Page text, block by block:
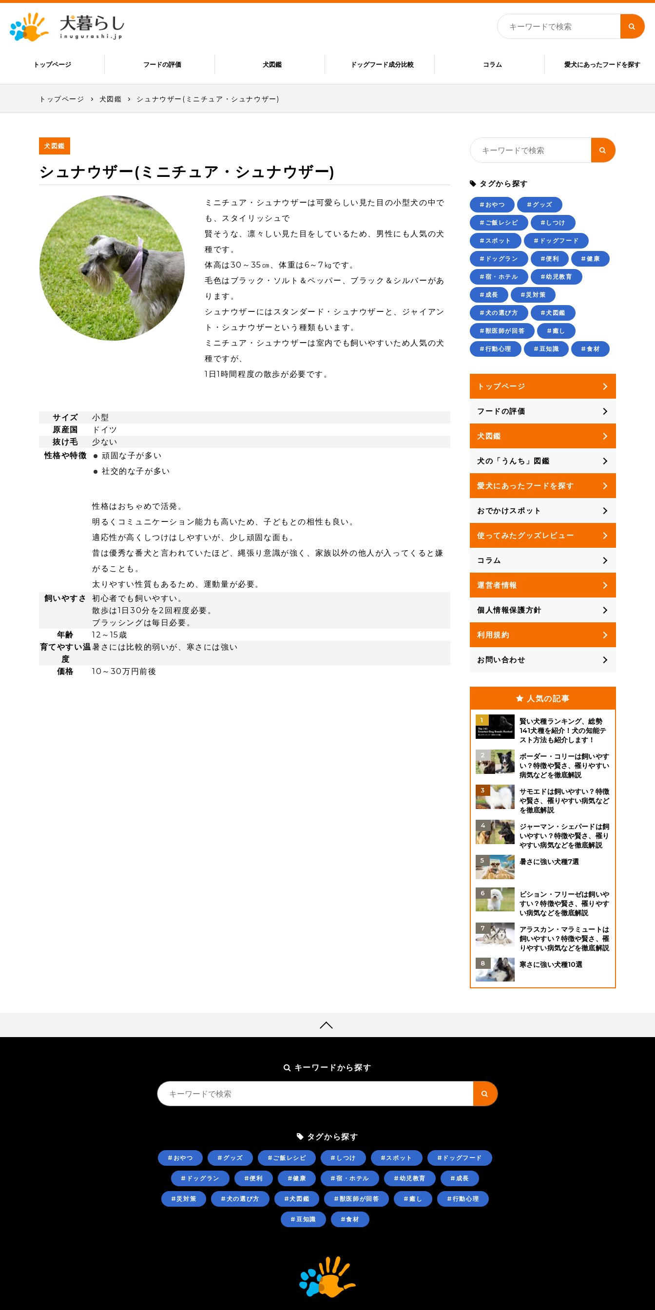
トップページ フードの評価 犬図鑑 ドッグフード成分比較 コラム 愛犬にあったフードを探す
トップページ 犬図鑑 シュナウザー(ミニチュア・シュナウザー)
犬図鑑
シュナウザー(ミニチュア・シュナウザー)
ミニチュア・シュナウザーは可愛らしい見た目の小型犬の中で
も、スタイリッシュで
賢そうな、凛々しい見た目をしているため、男性にも人気の犬
種です。
体高は30～35㎝、体重は6～7㎏です。
毛色はブラック・ソルト＆ペッパー、ブラック＆シルバーがあ
ります。
シュナウザーにはスタンダード・シュナウザーと、ジャイアン
ト・シュナウザーという種類もいます。
ミニチュア・シュナウザーは室内でも飼いやすいため人気の犬
種ですが、
1日1時間程度の散歩が必要です。
サイズ
小型
原産国
ドイツ
抜け毛
少ない
性格や特徴
頑固な子が多い
社交的な子が多い
性格はおちゃめで活発。
明るくコミュニケーション能力も高いため、子どもとの相性も良い。
適応性が高くしつけはしやすいが、少し頑固な面も。
昔は優秀な番犬と言われていたほど、縄張り意識が強く、家族以外の他人が入ってくると嫌
がることも。
太りやすい性質もあるため、運動量が必要。
飼いやすさ
初心者でも飼いやすい。
散歩は1日30分を2回程度必要。
ブラッシングは毎日必要。
年齢
12～15歳
育てやすい温
度
暑さには比較的弱いが、寒さには強い
価格 10～30万円前後
タグから探す
#おやつ #グッズ
#ご飯レシピ #しつけ
#スポット #ドッグフード
#ドッグラン #便利 #健康
#宿・ホテル #幼児教育
#成長 #災対策
#犬の選び方 #犬図鑑
#獣医師が回答 #癒し
#行動心理 #豆知識 #食材
トップページ
フードの評価
犬図鑑
犬の「うんち」図鑑
愛犬にあったフードを探す
おでかけスポット
使ってみたグッズレビュー
コラム
運営者情報
個人情報保護方針
利用規約
お問い合わせ
人気の記事
賢い犬種ランキング、総勢
141犬種を紹介！犬の知能テ
スト方法も紹介します！
ボーダー・コリーは飼いやす
い？特徴や賢さ、罹りやすい
病気などを徹底解説
サモエドは飼いやすい？特徴
や賢さ、罹りやすい病気など
を徹底解説
ジャーマン・シェパードは飼
いやすい？特徴や賢さ、罹り
やすい病気などを徹底解説
暑さに強い犬種7選
ビション・フリーゼは飼いや
すい？特徴や賢さ、罹りやす
い病気などを徹底解説
アラスカン・マラミュートは
飼いやすい？特徴や賢さ、罹
りやすい病気などを徹底解説
寒さに強い犬種10選
キーワードから探す
タグから探す
#おやつ #グッズ #ご飯レシピ #しつけ #スポット #ドッグフード
#ドッグラン #便利 #健康 #宿・ホテル #幼児教育 #成長
#災対策 #犬の選び方 #犬図鑑 #獣医師が回答 #癒し #行動心理
#豆知識 #食材